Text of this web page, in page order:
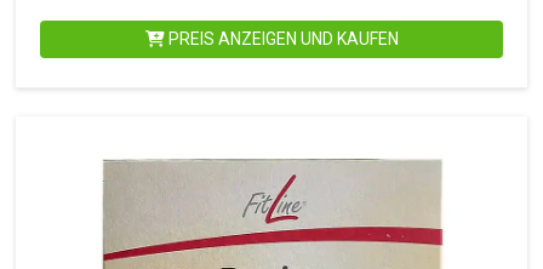
PREIS ANZEIGEN UND KAUFEN